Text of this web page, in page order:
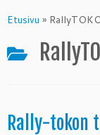
toEtusivu »
Rally-tokon